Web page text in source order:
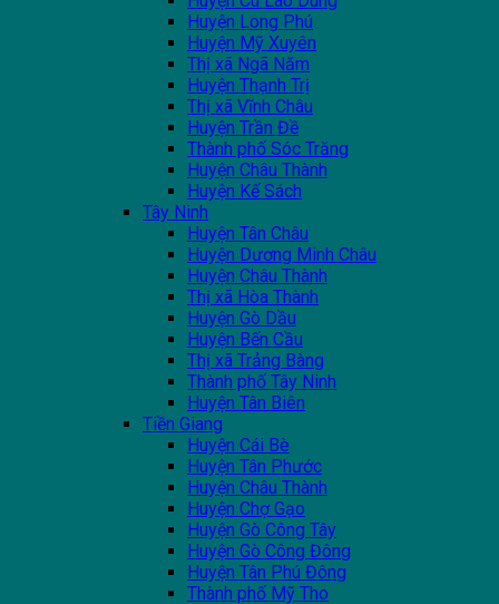
Huyện Long Phú
Huyện Mỹ Xuyên
Thị xã Ngã Năm
Huyện Thạnh Trị
Thị xã Vĩnh Châu
Huyện Trần Đề
Thành phố Sóc Trăng
Huyện Châu Thành
Huyện Kế Sách
Tây Ninh
Huyện Tân Châu
Huyện Dương Minh Châu
Huyện Châu Thành
Thị xã Hòa Thành
Huyện Gò Dầu
Huyện Bến Cầu
Thị xã Trảng Bàng
Thành phố Tây Ninh
Huyện Tân Biên
Tiền Giang
Huyện Cái Bè
Huyện Tân Phước
Huyện Châu Thành
Huyện Chợ Gạo
Huyện Gò Công Tây
Huyện Gò Công Đông
Huyện Tân Phú Đông
Thành phố Mỹ Tho